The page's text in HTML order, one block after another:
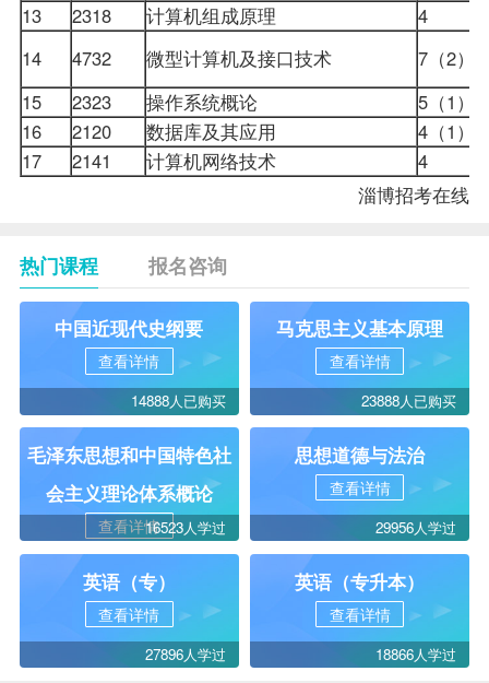
13
2318 计算机组成原理
4
14
4732 微型计算机及接口技术
7（2）
15
2323 操作系统概论
5（1）
16
2120 数据库及其应用
4（1）
17
2141 计算机网络技术 4
淄博招考在线
热门课程 报名咨询
中国近现代史纲要
查看详情
14888人已购买
马克思主义基本原理
查看详情
23888人已购买
毛泽东思想和中国特色社
会主义理论体系概论
查看详情16523人学过
思想道德与法治
查看详情
29956人学过
英语（专）
查看详情
27896人学过
英语（专升本）
查看详情
18866人学过